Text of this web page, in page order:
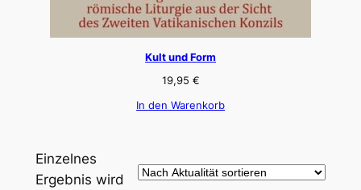
Kult und Form
19,95 €
In den Warenkorb
Einzelnes
Ergebnis wird